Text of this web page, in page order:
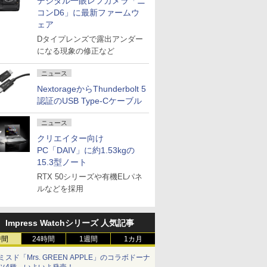
コンD6」に最新ファームウ
ェア
Dタイプレンズで露出アンダー
になる現象の修正など
ニュース
NextorageからThunderbolt 5
認証のUSB Type-Cケーブル
ニュース
クリエイター向け
PC「DAIV」に約1.53kgの
15.3型ノート
RTX 50シリーズや有機ELパネ
ルなどを採用
Impress Watchシリーズ 人気記事
24時間 1週間 1カ月
スド「Mrs. GREEN APPLE」のコラボドーナ